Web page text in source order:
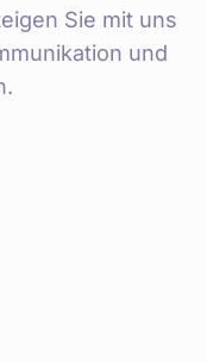
Sie mit uns
und